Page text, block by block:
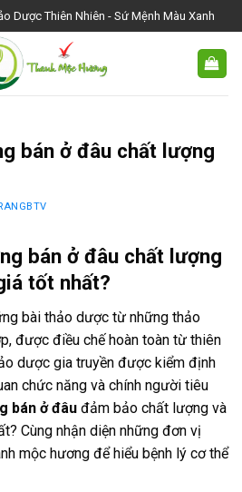
Dược Thiên Nhiên - Sứ Mệnh Màu Xanh
bán ở đâu chất lượng
bán ở đâu chất lượng
tốt nhất?
bài thảo dược từ những thảo
được điều chế hoàn toàn từ thiên
dược gia truyền được kiểm định
chức năng và chính người tiêu
bán ở đâu đảm bảo chất lượng và
Cùng nhận diện những đơn vị
mộc hương để hiểu bệnh lý cơ thể